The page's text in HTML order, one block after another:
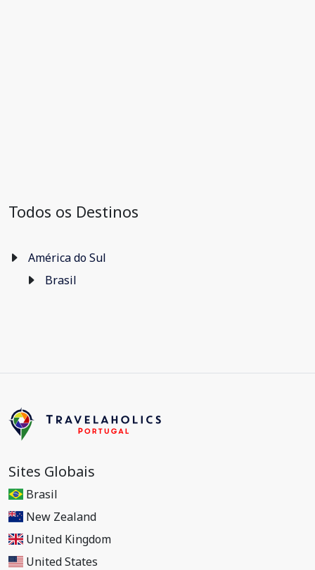
Todos os Destinos
América do Sul
Brasil
Sites Globais
Brasil
New Zealand
United Kingdom
United States